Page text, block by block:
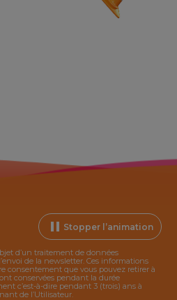
Stopper l’animation
d’un traitement de données
de la newsletter. Ces informations
consentement que vous pouvez retirer à
conservées pendant la durée
c’est-à-dire pendant 3 (trois) ans à
de l’Utilisateur.